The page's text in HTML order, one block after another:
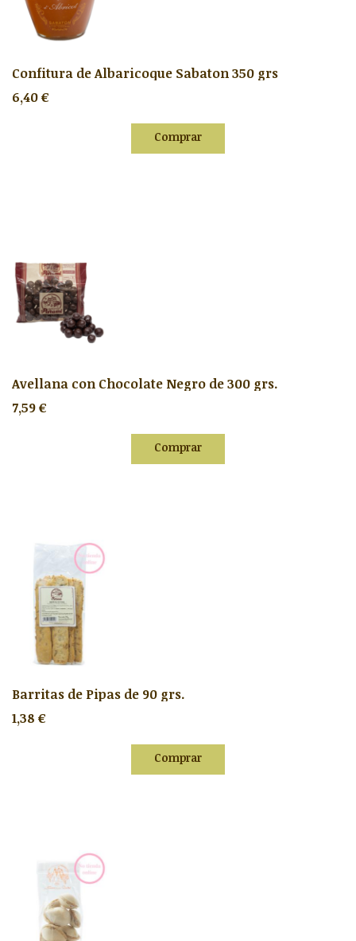
Confitura de Albaricoque Sabaton 350 grs
6,40 €
Comprar
Avellana con Chocolate Negro de 300 grs.
7,59 €
Comprar
Barritas de Pipas de 90 grs.
1,38 €
Comprar